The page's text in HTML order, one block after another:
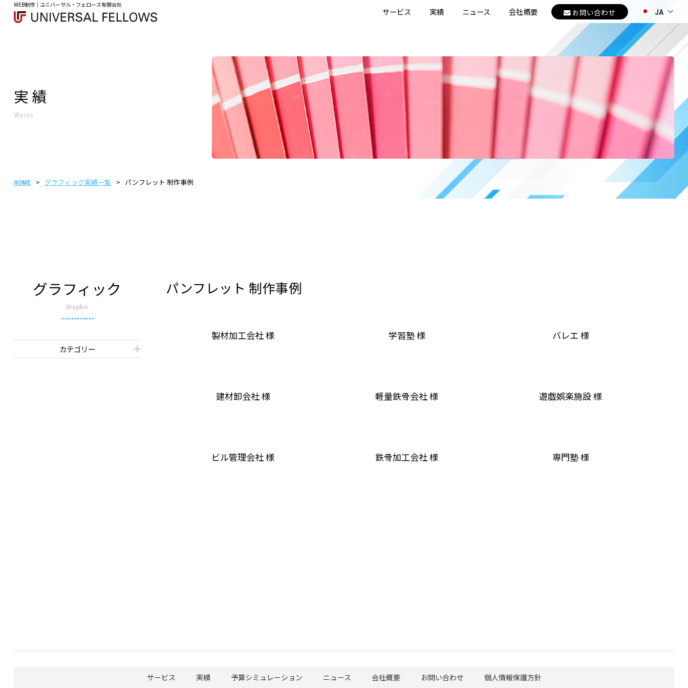
WEB制作｜ユニバーサル・フェローズ有限会社
サービス 実績 ニュース 会社概要 お問い合わせ
実績
Works
HOME グラフィック実績一覧 パンフレット 制作事例
グラフィック
Graphic
カテゴリー
パンフレット 制作事例
製材加工会社 様 学習塾 様 バレエ 様
建材卸会社 様 軽量鉄骨会社 様 遊戯娯楽施設 様
ビル管理会社 様 鉄骨加工会社 様 専門塾 様
サービス 実績 予算シミュレーション ニュース 会社概要 お問い合わせ 個人情報保護方針
JA